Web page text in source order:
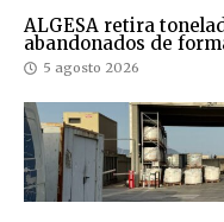
ALGESA retira
abandonados de
5 agosto 2026